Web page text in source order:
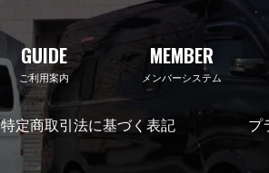
GUIDE
ご利用案内
MEMBER
メンバーシステム
特定商取引法に基づく表記 プ